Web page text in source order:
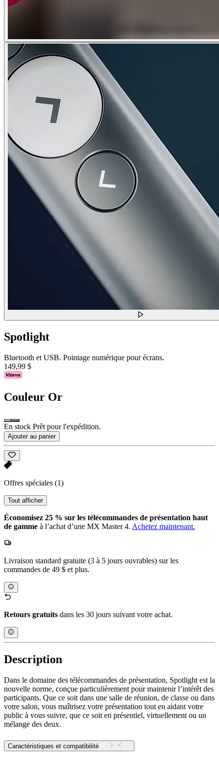
Spotlight
Bluetooth et USB. Pointage numérique pour écrans.
149,99 $
Couleur Or
En stock Prêt pour l'expédition.
Ajouter au panier
Offres spéciales (1)
Tout afficher
Économisez 25 % sur les télécommandes de présentation haut
de gamme à l’achat d’une MX Master 4. Achetez maintenant.
Livraison standard gratuite (3 à 5 jours ouvrables) sur les
commandes de 49 $ et plus.
Retours gratuits dans les 30 jours suivant votre achat.
Description
Dans le domaine des télécommandes de présentation, Spotlight est la
nouvelle norme, conçue particulièrement pour maintenir l’intérêt des
participants. Que ce soit dans une salle de réunion, de classe ou dans
votre salon, vous maîtrisez votre présentation tout en aidant votre
public à vous suivre, que ce soit en présentiel, virtuellement ou un
mélange des deux.
Caractéristiques et compatibilité